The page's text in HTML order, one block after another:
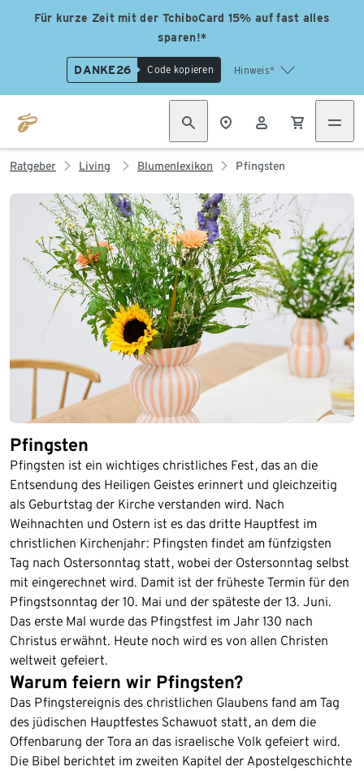
Für kurze Zeit mit der TchiboCard 15% auf fast alles
sparen!*
DANKE26 Code kopieren Hinweis*
Ratgeber Living Blumenlexikon Pfingsten
Pfingsten
Pfingsten ist ein wichtiges christliches Fest, das an die
Entsendung des Heiligen Geistes erinnert und gleichzeitig
als Geburtstag der Kirche verstanden wird. Nach
Weihnachten und Ostern ist es das dritte Hauptfest im
christlichen Kirchenjahr: Pfingsten findet am fünfzigsten
Tag nach Ostersonntag statt, wobei der Ostersonntag selbst
mit eingerechnet wird. Damit ist der früheste Termin für den
Pfingstsonntag der 10. Mai und der späteste der 13. Juni.
Das erste Mal wurde das Pfingstfest im Jahr 130 nach
Christus erwähnt. Heute noch wird es von allen Christen
weltweit gefeiert.
Warum feiern wir Pfingsten?
Das Pfingstereignis des christlichen Glaubens fand am Tag
des jüdischen Hauptfestes Schawuot statt, an dem die
Offenbarung der Tora an das israelische Volk gefeiert wird.
Die Bibel berichtet im zweiten Kapitel der Apostelgeschichte